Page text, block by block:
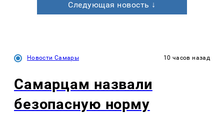
Следующая новость ↓
Новости Самары 10 часов назад
Самарцам назвали
безопасную норму